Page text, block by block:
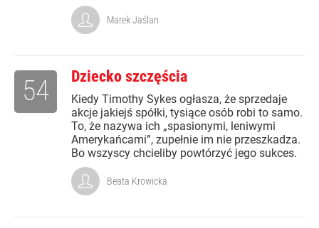
Marek Jaślan
Dziecko szczęścia
Kiedy Timothy Sykes ogłasza, że sprzedaje
akcje jakiejś spółki, tysiące osób robi to samo.
To, że nazywa ich „spasionymi, leniwymi
Amerykańcami”, zupełnie im nie przeszkadza.
Bo wszyscy chcieliby powtórzyć jego sukces.
54
Beata Krowicka